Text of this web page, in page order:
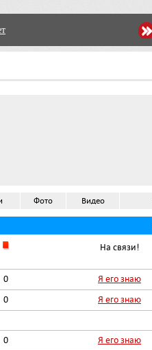
Фото Видео
На связи!
0
Я его знаю
0
Я его знаю
0
Я его знаю